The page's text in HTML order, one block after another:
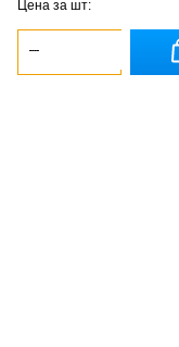
Цена за шт: